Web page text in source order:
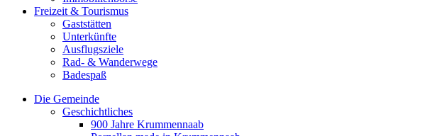
Freizeit & Tourismus
Gaststätten
Unterkünfte
Ausflugsziele
Rad- & Wanderwege
Badespaß
Die Gemeinde
Geschichtliches
900 Jahre Krummennaab